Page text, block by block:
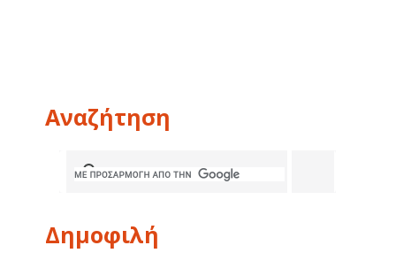
Αναζήτηση
Δημοφιλή